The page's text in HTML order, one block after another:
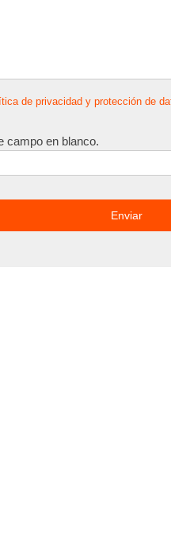
de privacidad y protección de
campo en blanco.